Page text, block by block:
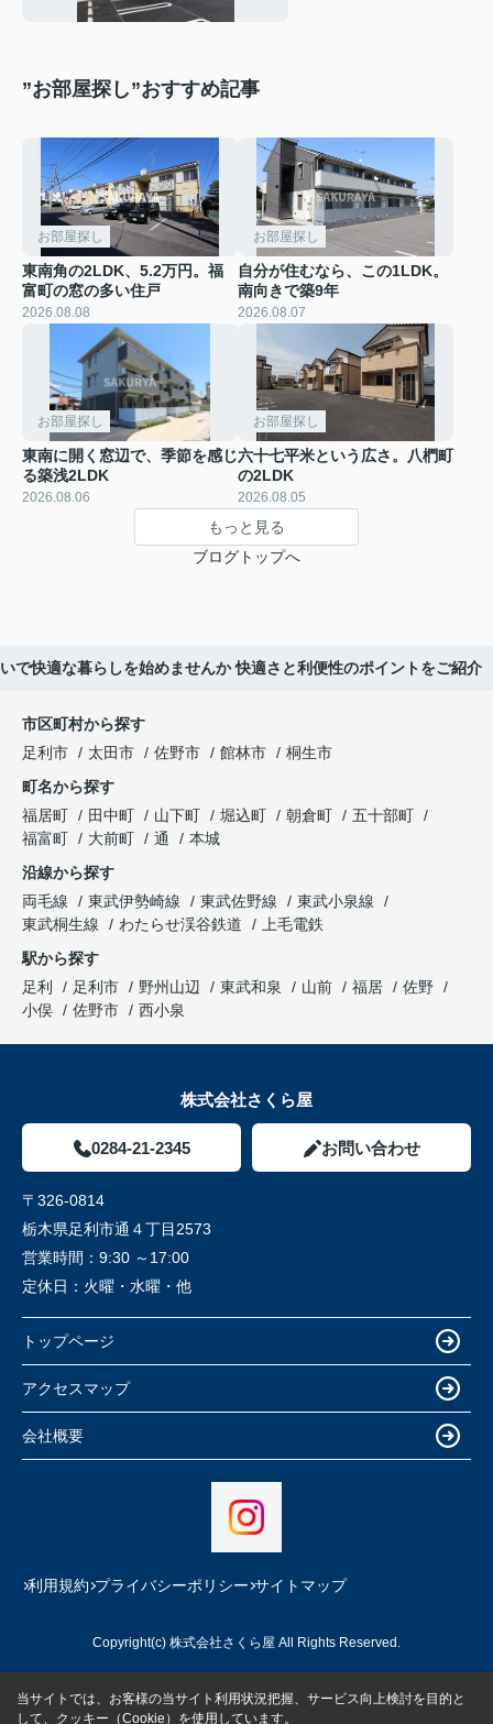
”お部屋探し”おすすめ記事
お部屋探し
東南角の2LDK、5.2万円。福
富町の窓の多い住戸
2026.08.08
お部屋探し
自分が住むなら、この1LDK。
南向きで築9年
2026.08.07
お部屋探し
東南に開く窓辺で、季節を感じ
る築浅2LDK
2026.08.06
お部屋探し
六十七平米という広さ。八椚町
の2LDK
2026.08.05
もっと見る
ブログトップへ
で快適な暮らしを始めませんか 快適さと利便性のポイントをご紹介
市区町村から探す
足利市
太田市 佐野市 館林市
桐生市
町名から探す
福居町
田中町 山下町 堀込町 朝倉町
五十部町
福富町
大前町 通
本城
沿線から探す
両毛線
東武伊勢崎線 東武佐野線
東武小泉線
東武桐生線
わたらせ渓谷鉄道
上毛電鉄
駅から探す
足利
足利市 野州山辺 東武和泉 山前 福居
佐野
小俣
佐野市 西小泉
株式会社さくら屋
0284-21-2345 お問い合わせ
〒326-0814
栃木県足利市通４丁目2573
営業時間： 9:30 ～17:00
定休日： 火曜・水曜・他
トップページ
アクセスマップ
会社概要
利用規約 プライバシーポリシー サイトマップ
Copyright(c) 株式会社さくら屋 All Rights Reserved.
当サイトでは、お客様の当サイト利用状況把握、サービス向上検討を目的と
して、クッキー（Cookie）を使用しています。